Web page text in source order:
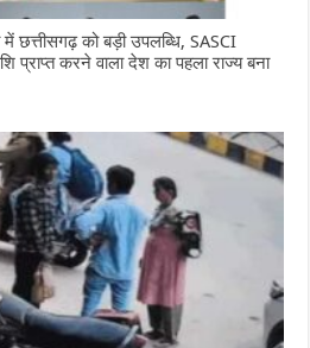
छत्तीसगढ़ को बड़ी उपलब्धि, SASCI
प्राप्त करने वाला देश का पहला राज्य बना